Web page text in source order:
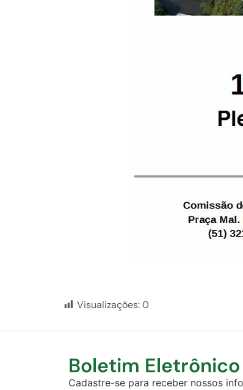
Visualizações:0
Boletim Eletrônico
Cadastre-se para receber nossos